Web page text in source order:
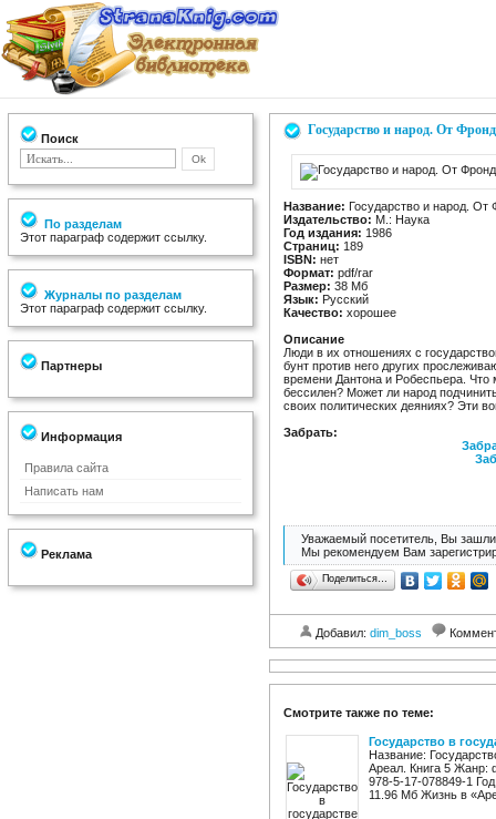
Поиск
По разделам
Этот параграф содержит ссылку.
Журналы по разделам
Этот параграф содержит ссылку.
Партнеры
Информация
Правила сайта
Написать нам
Реклама
Государство и народ. От
Название: Государство и народ.
Издательство: М.: Наука
Год издания: 1986
Страниц: 189
ISBN: нет
Формат: pdf/rar
Размер: 38 Мб
Язык: Русский
Качество: хорошее
Описание
Люди в их отношениях с
бунт против него других
времени Дантона и Робеспьера.
бессилен? Может ли народ
своих политических деяниях? Эти
Забрать:
Уважаемый посетитель, Вы зашли
Мы рекомендуем Вам
Поделиться…
Добавил: dim_boss
Смотрите также по теме:
Государство в
Название:
Ареал. Книга 5 Жанр:
978-5-17-078849-1
11.96 Мб Жизнь в